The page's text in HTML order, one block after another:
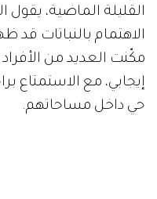
القليلة الماضية،
الاهتمام بالنباتات قد
مكّنت العديد من
إيجابي، مع الاستمتاع
حي داخل مساحاتهم.